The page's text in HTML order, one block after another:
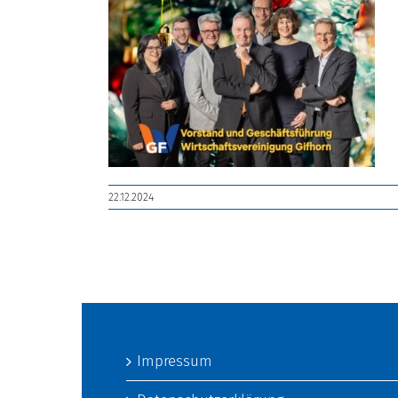
22.12.2024
Impressum